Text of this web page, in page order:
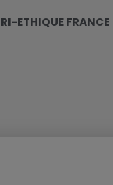
ETHIQUE FRANCE